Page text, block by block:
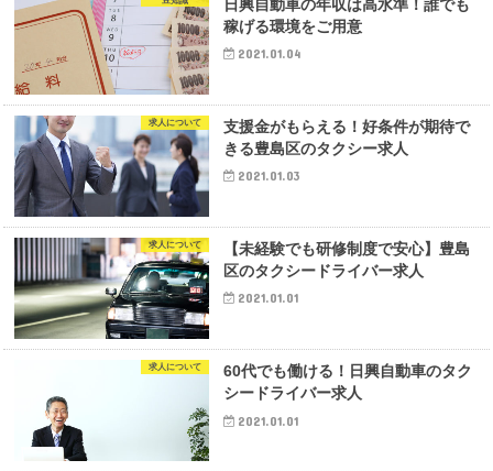
日興自動車の年収は高水準！誰でも
稼げる環境をご用意
2021.01.04
求人について
支援金がもらえる！好条件が期待で
きる豊島区のタクシー求人
2021.01.03
求人について
【未経験でも研修制度で安心】豊島
区のタクシードライバー求人
2021.01.01
求人について
60代でも働ける！日興自動車のタク
シードライバー求人
2021.01.01